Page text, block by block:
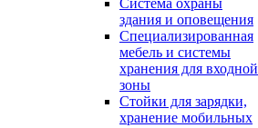
Система охраны
здания и оповещения
Специализированная
мебель и системы
хранения для входной
зоны
Стойки для зарядки,
хранение мобильных